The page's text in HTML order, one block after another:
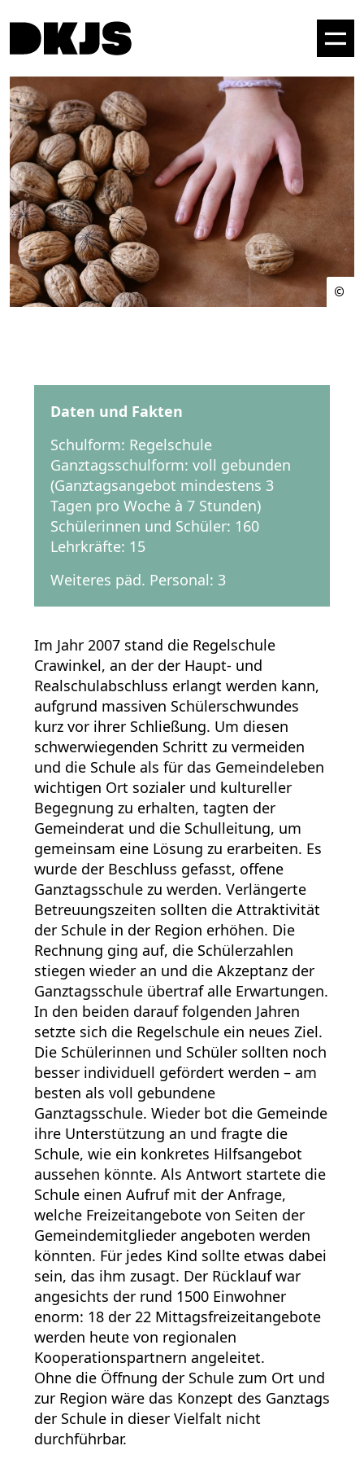
Daten und Fakten
Schulform: Regelschule
Ganztagsschulform: voll gebunden
(Ganztagsangebot mindestens 3
Tagen pro Woche à 7 Stunden)
Schülerinnen und Schüler: 160
Lehrkräfte: 15
Weiteres päd. Personal: 3
Im Jahr 2007 stand die Regelschule
Crawinkel, an der der Haupt- und
Realschulabschluss erlangt werden kann,
aufgrund massiven Schülerschwundes
kurz vor ihrer Schließung. Um diesen
schwerwiegenden Schritt zu vermeiden
und die Schule als für das Gemeindeleben
wichtigen Ort sozialer und kultureller
Begegnung zu erhalten, tagten der
Gemeinderat und die Schulleitung, um
gemeinsam eine Lösung zu erarbeiten. Es
wurde der Beschluss gefasst, offene
Ganztagsschule zu werden. Verlängerte
Betreuungszeiten sollten die Attraktivität
der Schule in der Region erhöhen. Die
Rechnung ging auf, die Schülerzahlen
stiegen wieder an und die Akzeptanz der
Ganztagsschule übertraf alle Erwartungen.
In den beiden darauf folgenden Jahren
setzte sich die Regelschule ein neues Ziel.
Die Schülerinnen und Schüler sollten noch
besser individuell gefördert werden – am
besten als voll gebundene
Ganztagsschule. Wieder bot die Gemeinde
ihre Unterstützung an und fragte die
Schule, wie ein konkretes Hilfsangebot
aussehen könnte. Als Antwort startete die
Schule einen Aufruf mit der Anfrage,
welche Freizeitangebote von Seiten der
Gemeindemitglieder angeboten werden
könnten. Für jedes Kind sollte etwas dabei
sein, das ihm zusagt. Der Rücklauf war
angesichts der rund 1500 Einwohner
enorm: 18 der 22 Mittagsfreizeitangebote
werden heute von regionalen
Kooperationspartnern angeleitet.
Ohne die Öffnung der Schule zum Ort und
zur Region wäre das Konzept des Ganztags
der Schule in dieser Vielfalt nicht
durchführbar.